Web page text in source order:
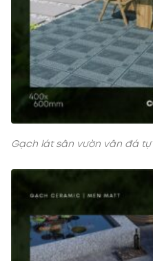
Gạch lát sân vườn vân đá